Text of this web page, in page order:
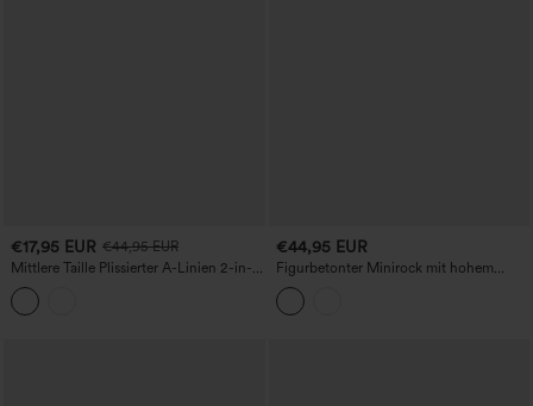
€17,95 EUR €44,95 EUR
Mittlere Taille Plissierter A-Linien 2-in-1
Jeans-Optik Karierter Minirock mit
Tasche
€44,95 EUR
Figurbetonter Minirock mit hohem
Bund aus fleecegefüttertem Cordstoff,
bauchformend und po-hebend, lässig,
mit Taschen